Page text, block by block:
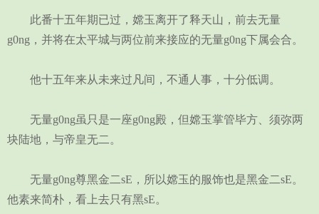
此番十五年期已过，嫦玉离开了释天山，前去无量
g0ng，并将在太平城与两位前来接应的无量g0ng下属会合。
他十五年来从未来过凡间，不通人事，十分低调。
无量g0ng虽只是一座g0ng殿，但嫦玉掌管毕方、须弥两
块陆地，与帝皇无二。
无量g0ng尊黑金二sE，所以嫦玉的服饰也是黑金二sE。
他素来简朴，看上去只有黑sE。